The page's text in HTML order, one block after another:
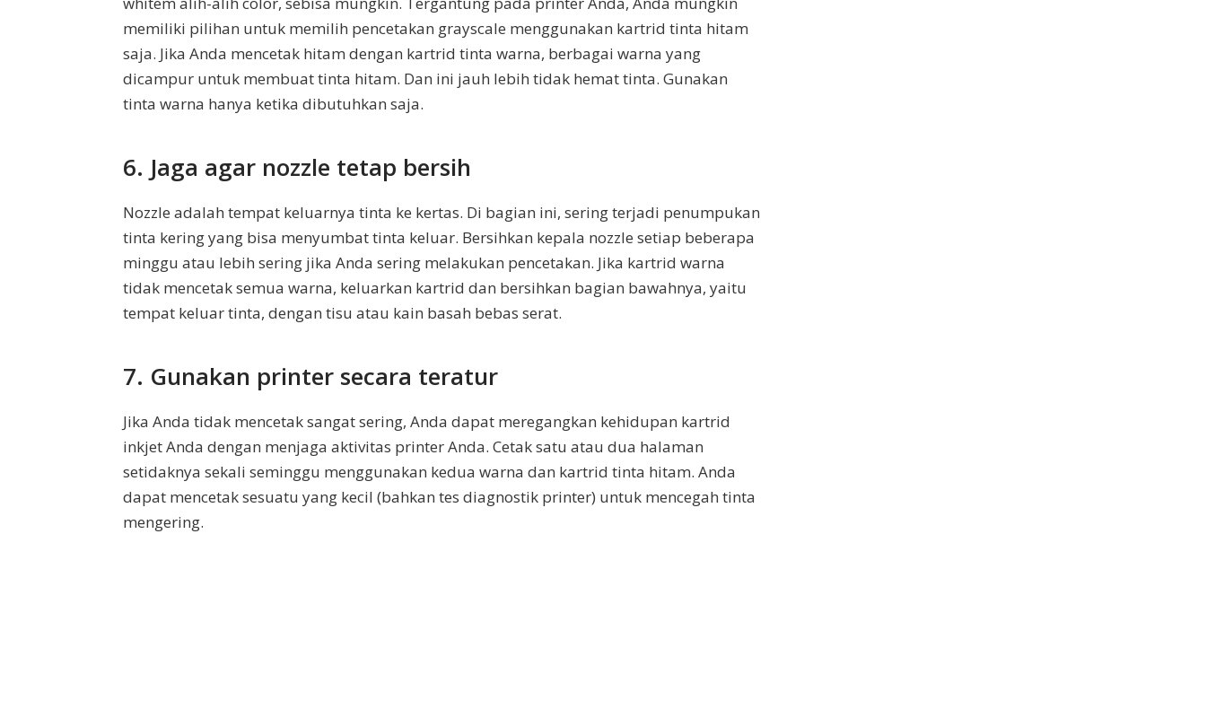
memiliki pilihan untuk memilih pencetakan grayscale menggunakan kartrid tinta hitam
saja. Jika Anda mencetak hitam dengan kartrid tinta warna, berbagai warna yang
dicampur untuk membuat tinta hitam. Dan ini jauh lebih tidak hemat tinta. Gunakan
tinta warna hanya ketika dibutuhkan saja.
6. Jaga agar nozzle tetap bersih
Nozzle adalah tempat keluarnya tinta ke kertas. Di bagian ini, sering terjadi penumpukan
tinta kering yang bisa menyumbat tinta keluar. Bersihkan kepala nozzle setiap beberapa
minggu atau lebih sering jika Anda sering melakukan pencetakan. Jika kartrid warna
tidak mencetak semua warna, keluarkan kartrid dan bersihkan bagian bawahnya, yaitu
tempat keluar tinta, dengan tisu atau kain basah bebas serat.
7. Gunakan printer secara teratur
Jika Anda tidak mencetak sangat sering, Anda dapat meregangkan kehidupan kartrid
inkjet Anda dengan menjaga aktivitas printer Anda. Cetak satu atau dua halaman
setidaknya sekali seminggu menggunakan kedua warna dan kartrid tinta hitam. Anda
dapat mencetak sesuatu yang kecil (bahkan tes diagnostik printer) untuk mencegah tinta
mengering.